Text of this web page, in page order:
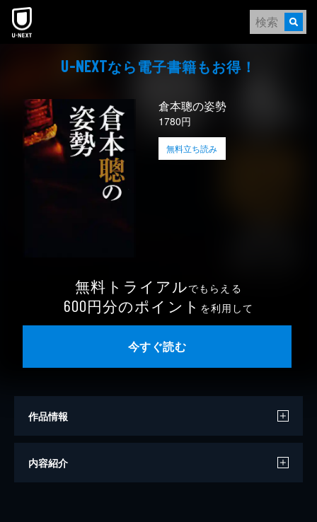
本文へスキップ
U-NEXTなら電⼦書籍もお得！
倉本聰の姿勢
1780円
無料立ち読み
無料トライアルでもらえる
600円分のポイント を利用して
今すぐ読む
作品情報
著者
内容紹介